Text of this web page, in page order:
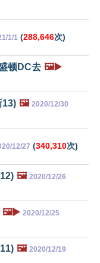
1/1 (288,646次)
顿DC去 🖼️▶️
13) 🖼️ 2020/12/30
12/27 (340,310次)
🖼️ 2020/12/26
🖼️▶️ 2020/12/25
🖼️ 2020/12/19